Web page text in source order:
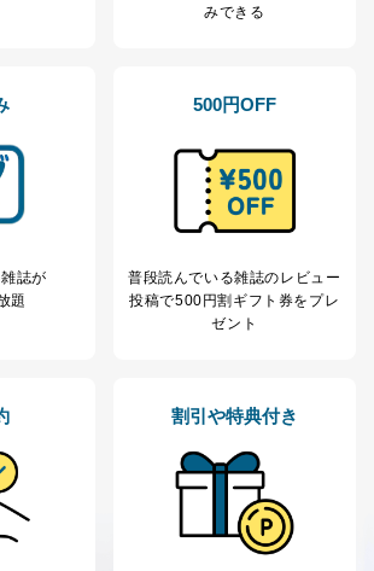
した個人情報を適切に管理し､あらかじめ
場合
、本人の同意を得ることが困難であると
向上または児童の健全な育成の推進のため
ある場合であって、本人の同意を得るこ
る場合。
定める事務を遂行することに対して協力
る場合であって、本人の同意を得ること
事務の遂行に支障を及ぼすおそれがあると
る場合、その業務に必要な範囲で委託・提
企業は具体的には以下のような企業です
限りません。
カスタマーサポート支援会社 、クレジッ
決済などの決済代行・料金回収会社、広
ービス会社
みできる
誌が
題
500円OFF
普段読んでいる雑誌のレビュー
投稿で500円割ギフト券をプレ
ゼント
割引や特典付き